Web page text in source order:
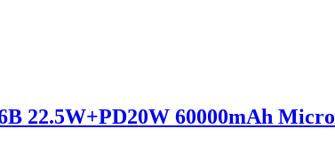
22.5W+PD20W 60000mAh